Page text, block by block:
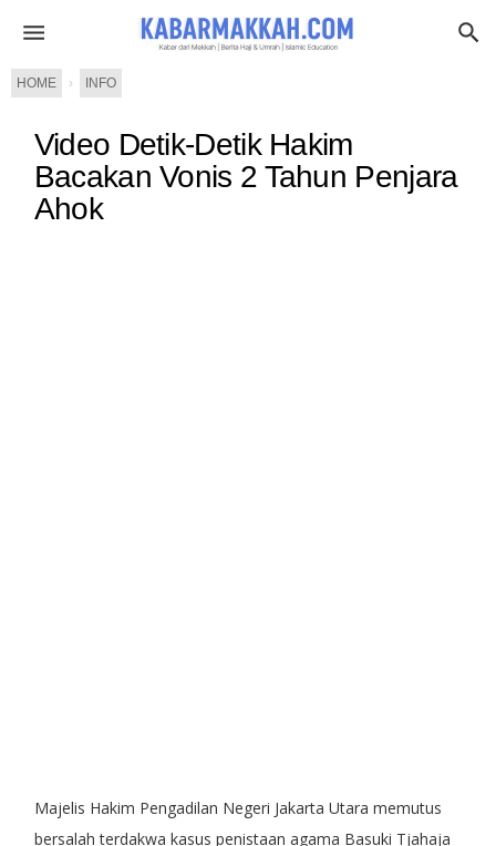
HOME › INFO
Video Detik-Detik Hakim
Bacakan Vonis 2 Tahun Penjara
Ahok
Majelis Hakim Pengadilan Negeri Jakarta Utara memutus
bersalah terdakwa kasus penistaan agama Basuki Tjahaja